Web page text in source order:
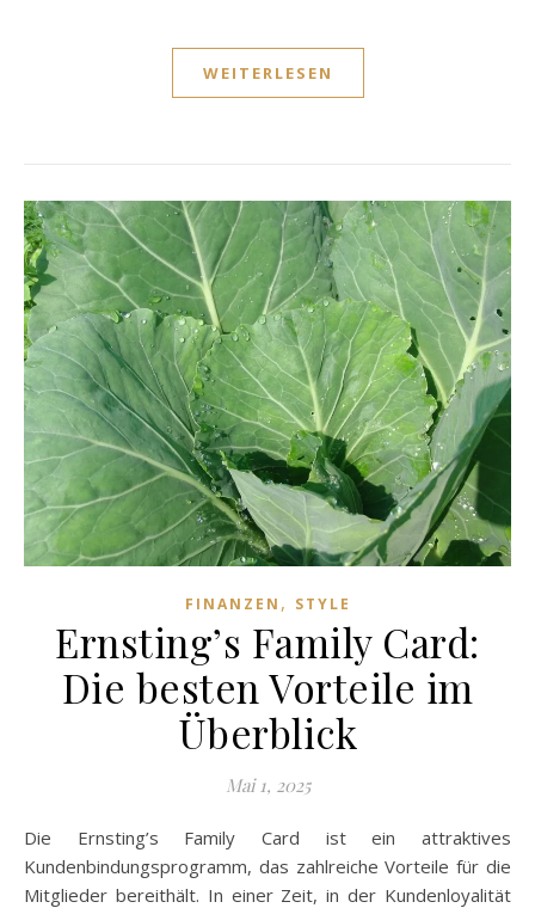
WEITERLESEN
FINANZEN , STYLE
Ernsting’s Family Card:
Die besten Vorteile im
Überblick
Mai 1, 2025
Die Ernsting’s Family Card ist ein attraktives
Kundenbindungsprogramm, das zahlreiche Vorteile für die
Mitglieder bereithält. In einer Zeit, in der Kundenloyalität